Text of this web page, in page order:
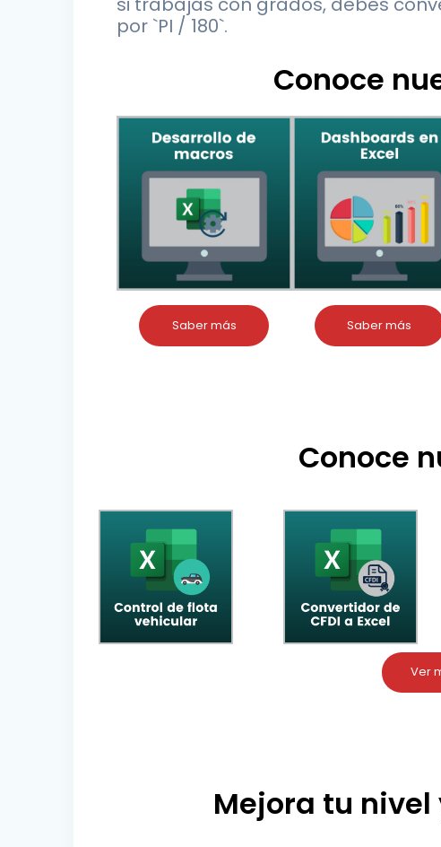
por `PI / 180`.
Conoce
Saber más Saber más
Conoce
Ver
Mejora tu